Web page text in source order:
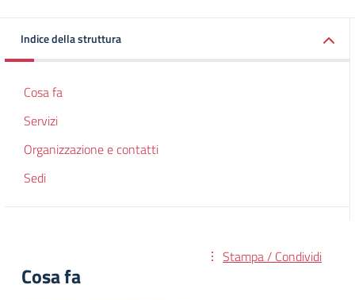
Indice della struttura
Cosa fa
Servizi
Organizzazione e contatti
Sedi
Stampa / Condividi
Cosa fa